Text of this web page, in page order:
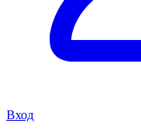
Вход